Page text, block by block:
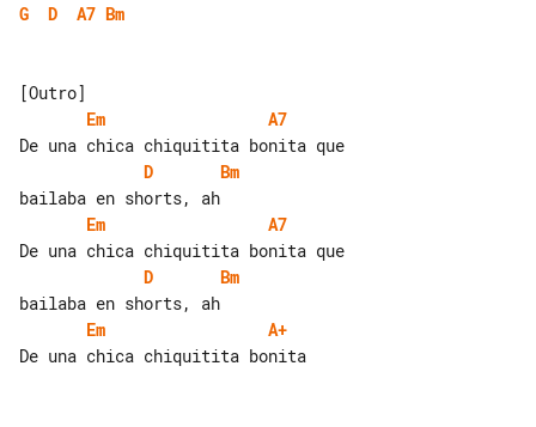
G
D A7 Bm
Em
A7
D
Bm
Em
A7
D
Bm
Em
A+